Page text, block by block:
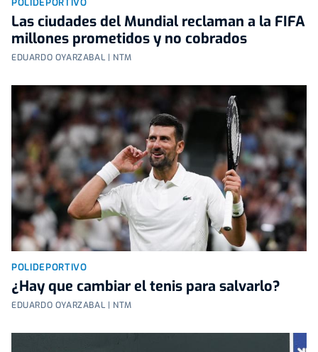
Las ciudades del Mundial reclaman a la FIFA
millones prometidos y no cobrados
EDUARDO OYARZABAL | NTM
POLIDEPORTIVO
¿Hay que cambiar el tenis para salvarlo?
EDUARDO OYARZABAL | NTM